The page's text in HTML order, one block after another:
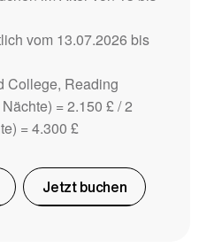
vom 13.07.2026 bis
College, Reading
= 2.150 £ / 2
= 4.300 £
Jetzt buchen